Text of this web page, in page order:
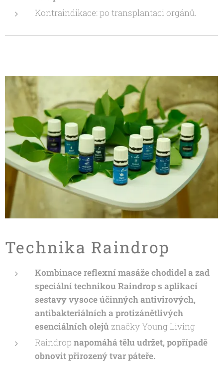
Kontraindikace: po transplantaci orgánů.
Technika Raindrop
Kombinace reflexní masáže chodidel a zad
speciální technikouRaindrop s aplikací
sestavy vysoce účinných antivirových,
antibakteriálních a protizánětlivých
esenciálních olejů značky Young Living
Raindrop napomáhá tělu udržet, popřípadě
obnovit přirozený tvar páteře.